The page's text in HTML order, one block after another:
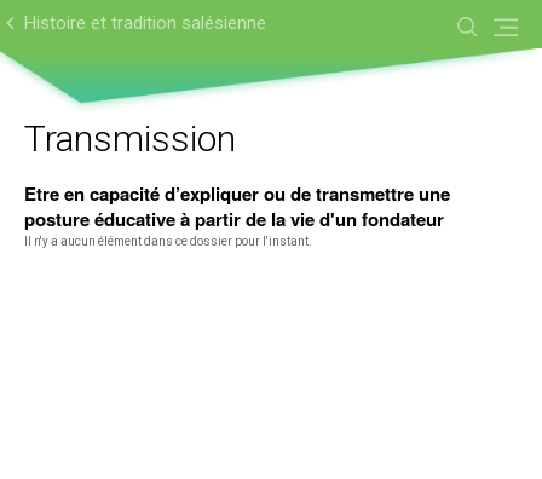
au
contenu.
Aller
personnels
Histoire et tradition salésienne
Transmission
Etre en capacité d’expliquer ou de transmettre une
posture éducative à partir de la vie d'un fondateur
Il n'y a aucun élément dans ce dossier pour l'instant.